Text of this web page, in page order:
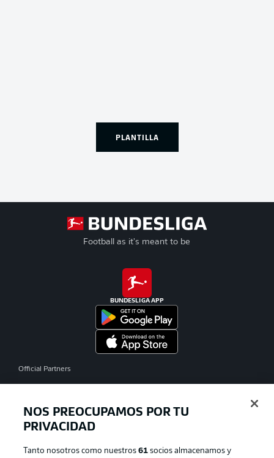
PLANTILLA
Football as it's meant to be
BUNDESLIGA APP
Official Partners
NOS PREOCUPAMOS POR TU
PRIVACIDAD
Tanto nosotros como nuestros61 socios almacenamos y